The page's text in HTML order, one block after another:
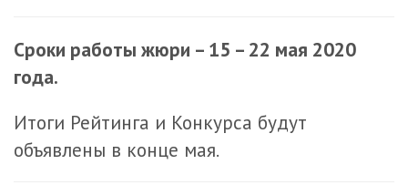
Сроки работы жюри – 15 – 22 мая 2020
года.
Итоги Рейтинга и Конкурса будут
объявлены в конце мая.